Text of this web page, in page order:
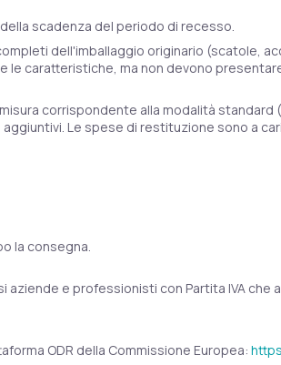
scadenza del periodo di recesso.
dell'imballaggio originario (scatole,
caratteristiche, ma non devono
corrispondente alla modalità standard
Le spese di restituzione sono a
la consegna.
e professionisti con Partita IVA che
ODR della Commissione Europea: